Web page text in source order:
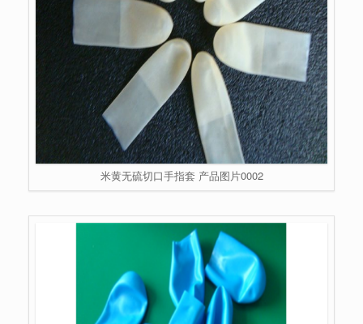
米黄无硫切口手指套 产品图片0002